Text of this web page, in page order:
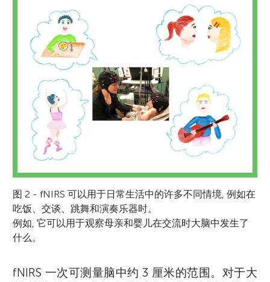
图 2 - fNIRS 可以用于日常生活中的许多不同情境, 例如在
吃饭、交谈、跳舞和演奏乐器时。
例如, 它可以用于观察母亲和婴儿在交流时大脑中发生了
什么。
fNIRS 一次可测量脑中约 3 厘米的范围。对于大